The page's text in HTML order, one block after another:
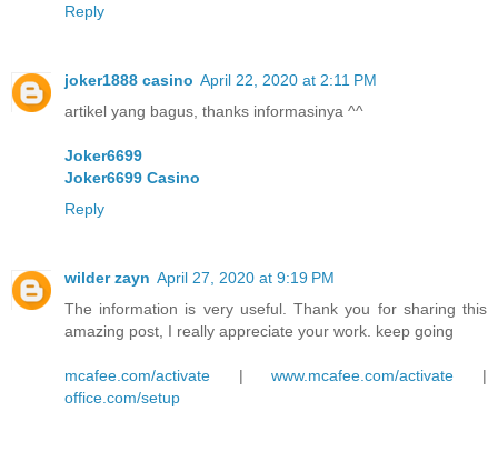
Reply
joker1888 casino April 22, 2020 at 2:11 PM
artikel yang bagus, thanks informasinya ^^
Joker6699
Joker6699 Casino
Reply
wilder zayn April 27, 2020 at 9:19 PM
The information is very useful. Thank you for sharing this
amazing post, I really appreciate your work. keep going
mcafee.com/activate |www.mcafee.com/activate |
office.com/setup